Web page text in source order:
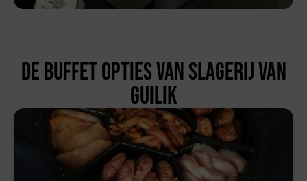
De buffet opties van Slagerij van
Guilik